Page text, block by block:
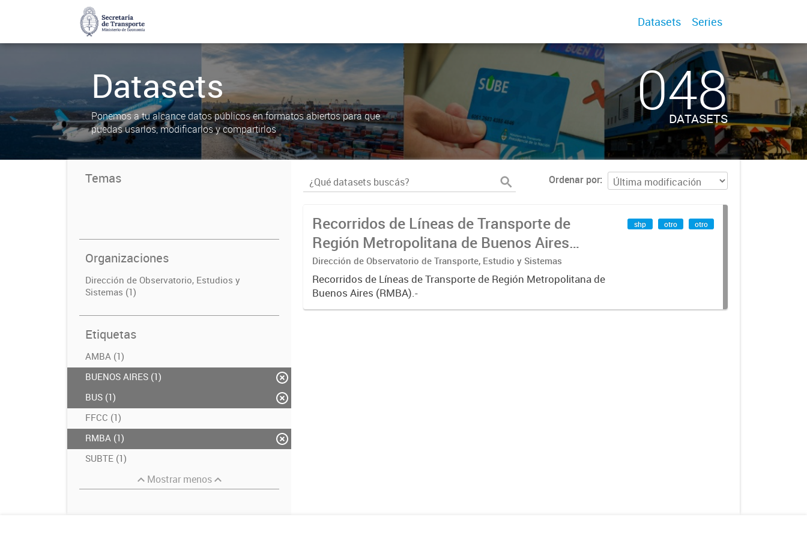
Datasets Series
Datasets
Ponemos a tu alcance datos públicos en formatos abiertos para que
puedas usarlos, modificarlos y compartirlos
048
DATASETS
Temas
Organizaciones
Dirección de Observatorio, Estudios y
Sistemas (1)
Etiquetas
AMBA (1)
BUENOS AIRES (1)
BUS (1)
FFCC (1)
RMBA (1)
SUBTE (1)
Mostrar menos
Ordenar por
Recorridos de Líneas de Transporte de
Región Metropolitana de Buenos Aires
(RMBA)
Dirección de Observatorio de Transporte, Estudio y Sistemas
Recorridos de Líneas de Transporte de Región Metropolitana de
Buenos Aires (RMBA).-
shp otro otro